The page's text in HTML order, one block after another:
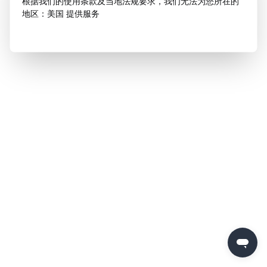
地区：美国 提供服务